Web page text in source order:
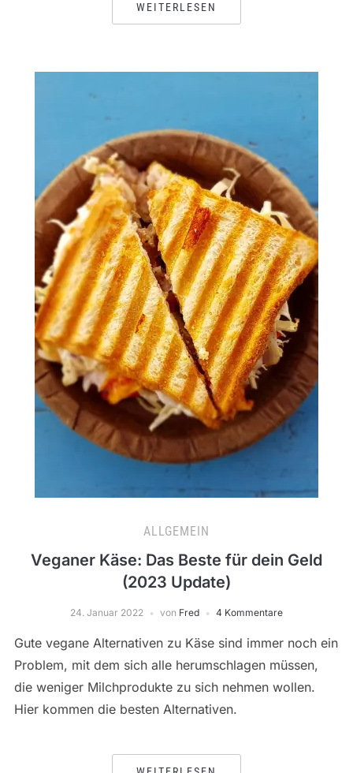
WEITERLESEN
ALLGEMEIN
Veganer Käse: Das Beste für dein Geld
(2023 Update)
24. Januar 2022 von Fred 4 Kommentare
Gute vegane Alternativen zu Käse sind immer noch ein
Problem, mit dem sich alle herumschlagen müssen,
die weniger Milchprodukte zu sich nehmen wollen.
Hier kommen die besten Alternativen.